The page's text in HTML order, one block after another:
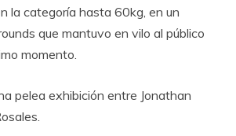
la categoría hasta 60kg, en un
que mantuvo en vilo al público
momento.
pelea exhibición entre Jonathan